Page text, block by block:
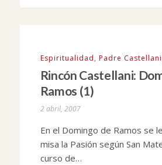
Espiritualidad, Padre Castellani
Rincón Castellani:
Ramos (1)
2 abril, 2007
En el Domingo de Ramos se
misa la Pasión según San
curso de…